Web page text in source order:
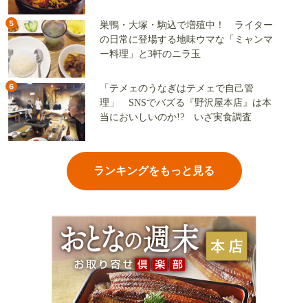
5
巣鴨・大塚・駒込で増殖中！ ライター
の日常に登場する地味ウマな「ミャンマ
ー料理」と3軒のニラ玉
6
「テメェのうなぎはテメェで自己管
理」 SNSでバズる『野沢屋本店』は本
当においしいのか!? いざ実食調査
ランキングをもっと見る